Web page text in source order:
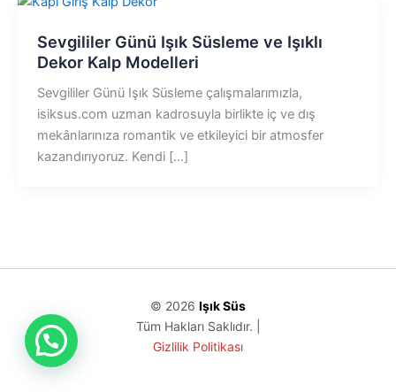
Sevgililer Günü Işık Süsleme ve Işıklı
Dekor Kalp Modelleri
Sevgililer Günü Işık Süsleme çalışmalarımızla,
isiksus.com uzman kadrosuyla birlikte iç ve dış
mekânlarınıza romantik ve etkileyici bir atmosfer
kazandırıyoruz. Kendi […]
© 2026 Işık Süs
Tüm Hakları Saklıdır. |
Gizlilik Politikası